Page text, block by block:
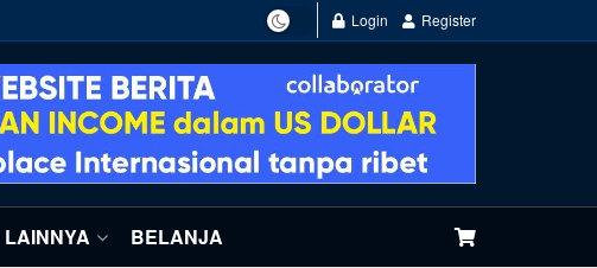
Login Register
LAINNYA BELANJA